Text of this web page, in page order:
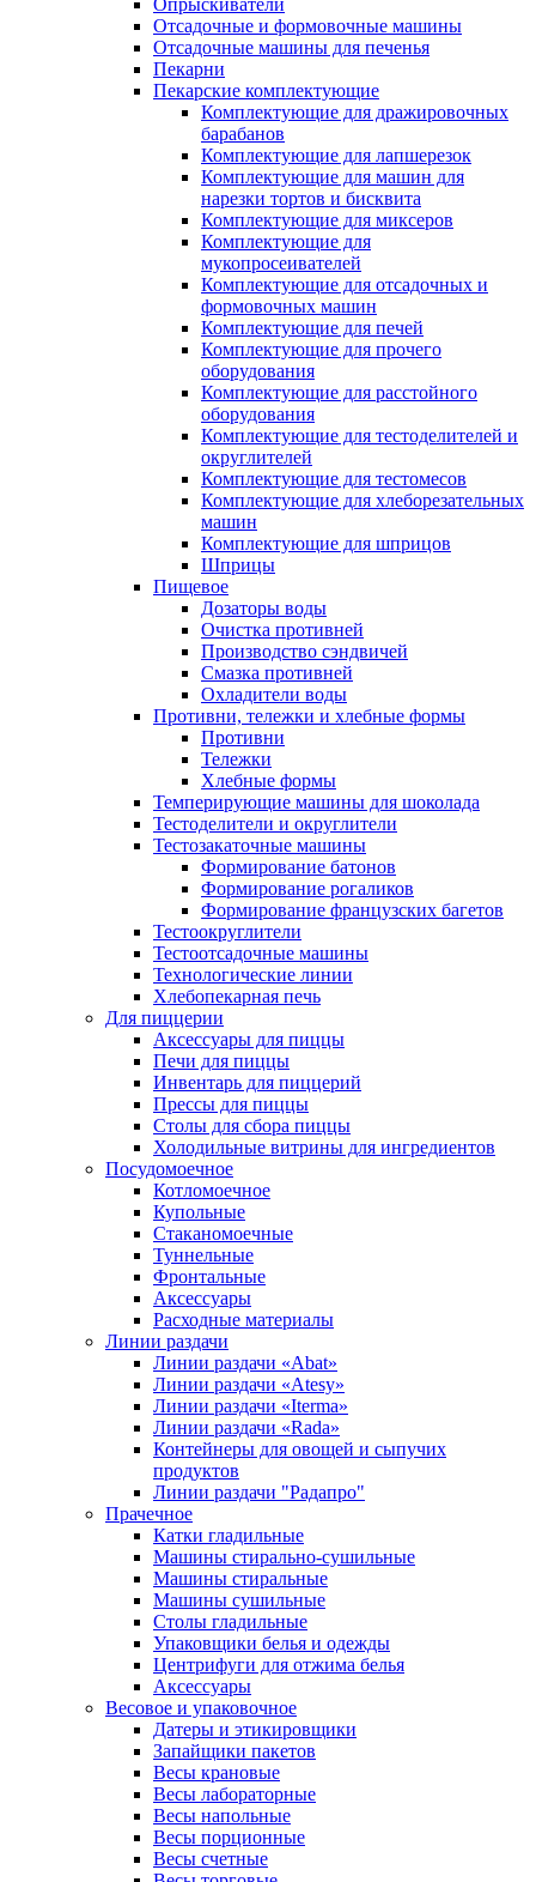
Опрыскиватели
Отсадочные и формовочные машины
Отсадочные машины для печенья
Пекарни
Пекарские комплектующие
Комплектующие для дражировочных
барабанов
Комплектующие для лапшерезок
Комплектующие для машин для
нарезки тортов и бисквита
Комплектующие для миксеров
Комплектующие для
мукопросеивателей
Комплектующие для отсадочных и
формовочных машин
Комплектующие для печей
Комплектующие для прочего
оборудования
Комплектующие для расстойного
оборудования
Комплектующие для тестоделителей и
округлителей
Комплектующие для тестомесов
Комплектующие для хлеборезательных
машин
Комплектующие для шприцов
Шприцы
Пищевое
Дозаторы воды
Очистка противней
Производство сэндвичей
Смазка противней
Охладители воды
Противни, тележки и хлебные формы
Противни
Тележки
Хлебные формы
Темперирующие машины для шоколада
Тестоделители и округлители
Тестозакаточные машины
Формирование батонов
Формирование рогаликов
Формирование французских багетов
Тестоокруглители
Тестоотсадочные машины
Технологические линии
Хлебопекарная печь
Для пиццерии
Аксессуары для пиццы
Печи для пиццы
Инвентарь для пиццерий
Прессы для пиццы
Столы для сбора пиццы
Холодильные витрины для ингредиентов
Посудомоечное
Котломоечное
Купольные
Стаканомоечные
Туннельные
Фронтальные
Аксессуары
Расходные материалы
Линии раздачи
Линии раздачи «Abat»
Линии раздачи «Atesy»
Линии раздачи «Iterma»
Линии раздачи «Rada»
Контейнеры для овощей и сыпучих
продуктов
Линии раздачи "Радапро"
Прачечное
Катки гладильные
Машины стирально-сушильные
Машины стиральные
Машины сушильные
Столы гладильные
Упаковщики белья и одежды
Центрифуги для отжима белья
Аксессуары
Весовое и упаковочное
Датеры и этикировщики
Запайщики пакетов
Весы крановые
Весы лабораторные
Весы напольные
Весы порционные
Весы счетные